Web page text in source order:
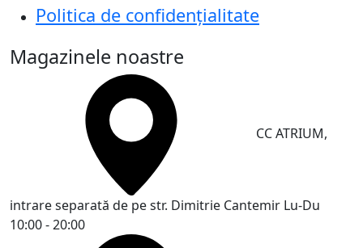
Politica de confidențialitate
Magazinele noastre
CC ATRIUM,
intrare separată de pe str. Dimitrie Cantemir Lu-Du
10:00 - 20:00